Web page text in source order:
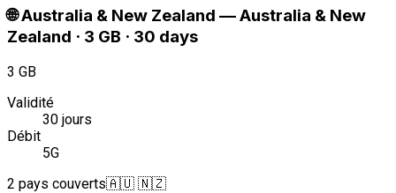
🌐Australia & New Zealand —Australia & New
Zealand · 3 GB · 30 days
3 GB
Validité
30 jours
Débit
5G
2 pays couverts🇦🇺 🇳🇿